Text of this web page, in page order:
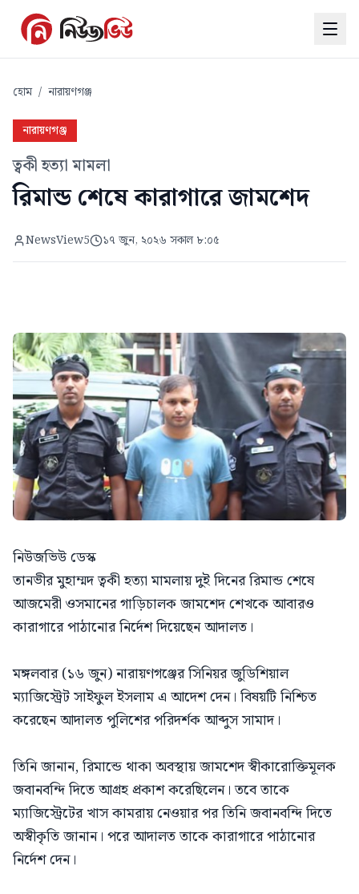
হোম / নারায়ণগঞ্জ
নারায়ণগঞ্জ
ত্বকী হত্যা মামলা
রিমান্ড শেষে কারাগারে জামশেদ
NewsView5 ১৭ জুন, ২০২৬ সকাল ৮:০৫
নিউজভিউ ডেস্ক
তানভীর মুহাম্মদ ত্বকী হত্যা মামলায় দুই দিনের রিমান্ড শেষে
আজমেরী ওসমানের গাড়িচালক জামশেদ শেখকে আবারও
কারাগারে পাঠানোর নির্দেশ দিয়েছেন আদালত।
মঙ্গলবার (১৬ জুন) নারায়ণগঞ্জের সিনিয়র জুডিশিয়াল
ম্যাজিস্ট্রেট সাইফুল ইসলাম এ আদেশ দেন। বিষয়টি নিশ্চিত
করেছেন আদালত পুলিশের পরিদর্শক আব্দুস সামাদ।
তিনি জানান, রিমান্ডে থাকা অবস্থায় জামশেদ স্বীকারোক্তিমূলক
জবানবন্দি দিতে আগ্রহ প্রকাশ করেছিলেন। তবে তাকে
ম্যাজিস্ট্রেটের খাস কামরায় নেওয়ার পর তিনি জবানবন্দি দিতে
অস্বীকৃতি জানান। পরে আদালত তাকে কারাগারে পাঠানোর
নির্দেশ দেন।